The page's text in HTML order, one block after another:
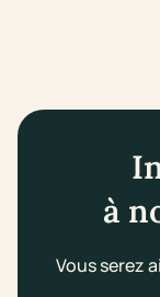
à
Vous serez